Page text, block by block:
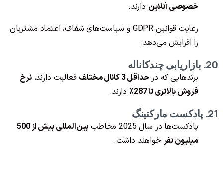
خصوصی آنلاین دارند.
رعایت قوانین GDPR و سیاست‌های شفاف، اعتماد مشتریان
را افزایش می‌دهد.
20. بازاریابی چندکاناله
برندهایی که درحداقل 3 کانال مختلف فعالیت دارند،نرخ
فروش بالاتری تا 287٪
دارند.
21. پادکست مارکتینگ
پادکست‌ها در سال 2025 مخاطب
بین‌المللی بیش از 500
میلیون نفر خواهند داشت.